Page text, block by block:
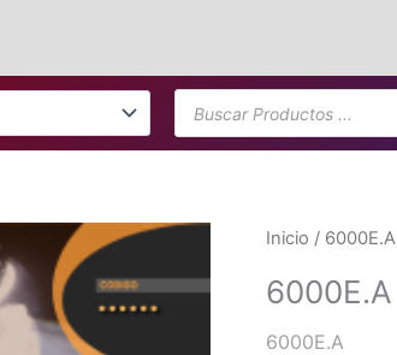
Búsqueda
de
productos
Inicio / 6000E.A
6000E.A
6000E.A